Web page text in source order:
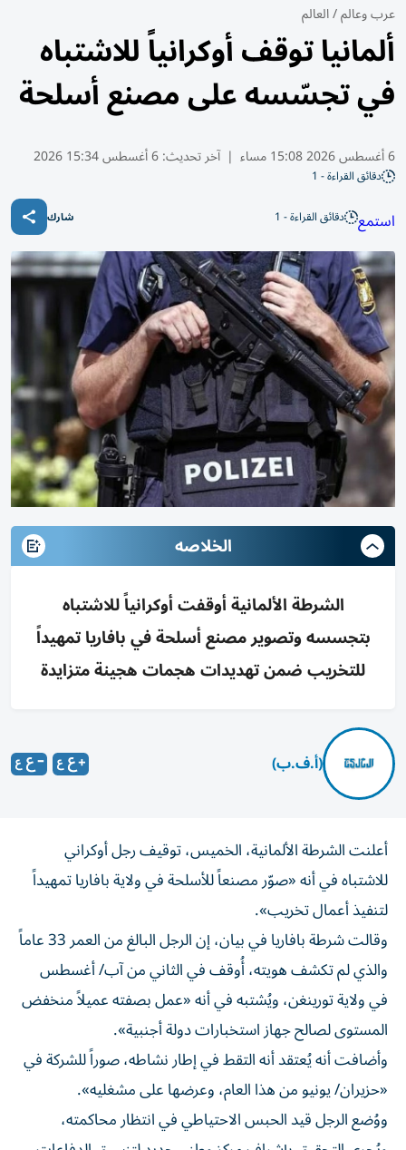
عرب وعالم/العالم
ألمانيا توقف أوكرانياً للاشتباه
في تجسّسه على مصنع أسلحة
6 أغسطس 2026 15:08 مساء | آخر تحديث:6 أغسطس 15:34 2026
دقائق القراءة - 1
استمع دقائق القراءة - 1 شارك
الخلاصه
الشرطة الألمانية أوقفت أوكرانياً للاشتباه
بتجسسه وتصوير مصنع أسلحة في بافاريا تمهيداً
للتخريب ضمن تهديدات هجمات هجينة متزايدة
(أ.ف.ب)
أعلنت الشرطة الألمانية، الخميس، توقيف رجل أوكراني
للاشتباه في أنه «صوّر مصنعاً للأسلحة في ولاية بافاريا تمهيداً
لتنفيذ أعمال تخريب».
وقالت شرطة بافاريا في بيان، إن الرجل البالغ من العمر 33 عاماً
والذي لم تكشف هويته، أُوقف في الثاني من آب/ أغسطس
في ولاية تورينغن، ويُشتبه في أنه «عمل بصفته عميلاً منخفض
المستوى لصالح جهاز استخبارات دولة أجنبية».
وأضافت أنه يُعتقد أنه التقط في إطار نشاطه، صوراً للشركة في
«حزيران/ يونيو من هذا العام، وعرضها على مشغليه».
ووُضع الرجل قيد الحبس الاحتياطي في انتظار محاكمته،